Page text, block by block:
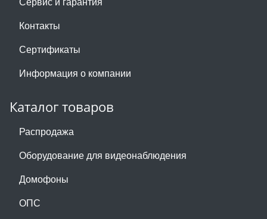
Контакты
Сертификаты
Информация о компании
Каталог товаров
Распродажа
Оборудование для видеонаблюдения
Домофоны
ОПС